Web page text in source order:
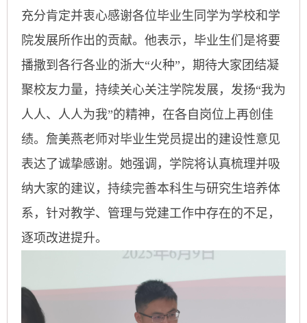
充分肯定并衷心感谢各位毕业生同学为学校和学
院发展所作出的贡献。他表示，毕业生们是将要
播撒到各行各业的浙大“火种”，期待大家团结凝
聚校友力量，持续关心关注学院发展，发扬“我为
人人、人人为我”的精神，在各自岗位上再创佳
绩。詹美燕老师对毕业生党员提出的建设性意见
表达了诚挚感谢。她强调，学院将认真梳理并吸
纳大家的建议，持续完善本科生与研究生培养体
系，针对教学、管理与党建工作中存在的不足，
逐项改进提升。